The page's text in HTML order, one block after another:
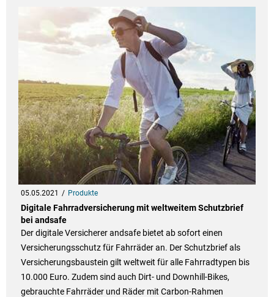
05.05.2021 Produkte
Digitale Fahrradversicherung mit weltweitem Schutzbrief
bei andsafe
Der digitale Versicherer andsafe bietet ab sofort einen
Versicherungsschutz für Fahrräder an. Der Schutzbrief als
Versicherungsbaustein gilt weltweit für alle Fahrradtypen bis
10.000 Euro. Zudem sind auch Dirt- und Downhill-Bikes,
gebrauchte Fahrräder und Räder mit Carbon-Rahmen